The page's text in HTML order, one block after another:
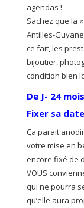
agendas !
Sachez que la
Antilles-
ce fait, les
bijoutier,
condition bien
De J- 24
Fixer sa
Ça parait
votre mise en
encore fixé de
VOUS
qui ne pourra
qu’elle aura